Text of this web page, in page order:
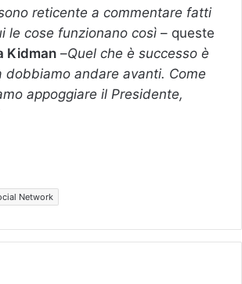
reticente a commentare fatti
le cose funzionano così – queste
Kidman –Quel che è successo è
dobbiamo andare avanti. Come
appoggiare il Presidente,
Network